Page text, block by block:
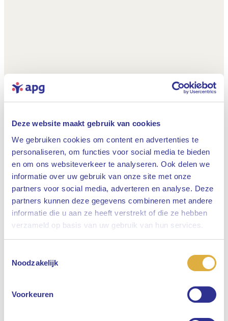
Deze website maakt gebruik van cookies
We gebruiken cookies om content en advertenties te
personaliseren, om functies voor social media te bieden
en om ons websiteverkeer te analyseren. Ook delen we
informatie over uw gebruik van onze site met onze
partners voor social media, adverteren en analyse. Deze
partners kunnen deze gegevens combineren met andere
informatie die u aan ze heeft verstrekt of die ze hebben
verzameld op basis van uw gebruik van hun services.
Noodzakelijk
Voorkeuren
Sluiten